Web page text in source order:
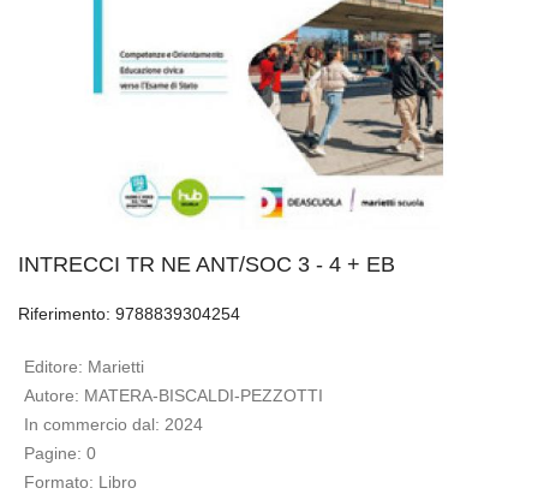
INTRECCI TR NE ANT/SOC 3 - 4 + EB
Riferimento: 9788839304254
Editore: Marietti
Autore: MATERA-BISCALDI-PEZZOTTI
In commercio dal: 2024
Pagine: 0
Formato: Libro